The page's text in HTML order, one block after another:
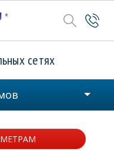
сетях